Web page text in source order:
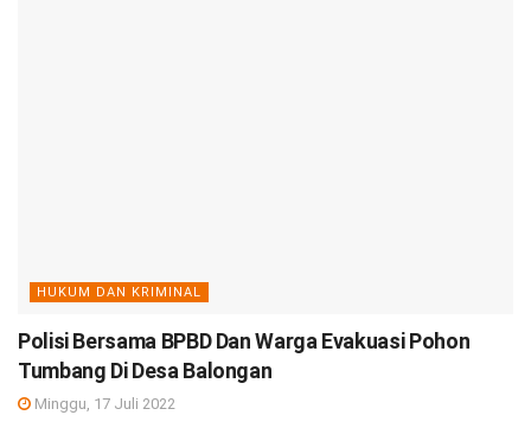
HUKUM DAN KRIMINAL
Polisi Bersama BPBD Dan Warga Evakuasi Pohon
Tumbang Di Desa Balongan
Minggu, 17 Juli 2022